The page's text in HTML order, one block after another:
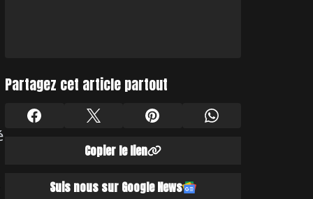
Partagez cet article partout
Copier le lien
Suis nous sur Google News